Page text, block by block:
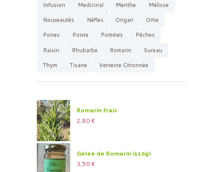
Infusion
Medicinal Menthe
Mélisse
Nouveautés
Nèfles Origan
Ortie
Poires
Poivre Pommes
Pêches
Raisin
Rhubarbe Romarin
Sureau
Thym
Tisane Verveine Citronnée
Romarin frais
2,80€
Gelée de Romarin (110g)
3,50€